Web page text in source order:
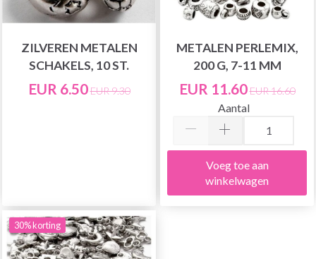
ZILVEREN METALEN
SCHAKELS, 10 ST.
EUR 6.50EUR 9.30
METALEN PERLEMIX,
200 G, 7-11 MM
EUR 11.60EUR 16.60
Aantal
Voeg toe aan
winkelwagen
30% korting